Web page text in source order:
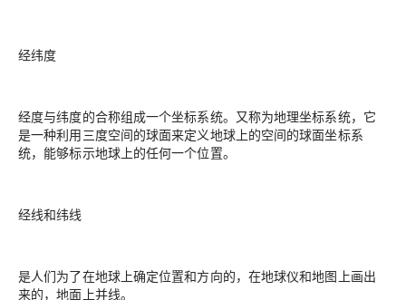
经纬度
经度与纬度的合称组成一个坐标系统。又称为地理坐标系统，它
是一种利用三度空间的球面来定义地球上的空间的球面坐标系
统，能够标示地球上的任何一个位置。
经线和纬线
是人们为了在地球上确定位置和方向的，在地球仪和地图上画出
来的，地面上并线。